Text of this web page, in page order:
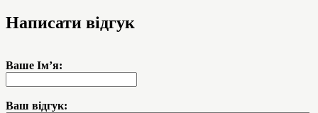
Написати відгук
Ваше Ім’я:
Ваш відгук: